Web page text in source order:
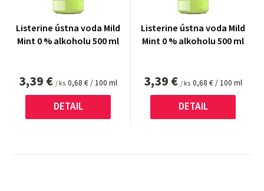
Listerine ústna voda Mild
Mint 0 % alkoholu 500 ml
3,39 € / ks Jednotková
cena:
0,68 € / 100 ml
DETAIL
Listerine ústna voda Mild
Mint 0 % alkoholu 500 ml
3,39 € / ks Jednotková
cena:
0,68 € / 100 ml
DETAIL